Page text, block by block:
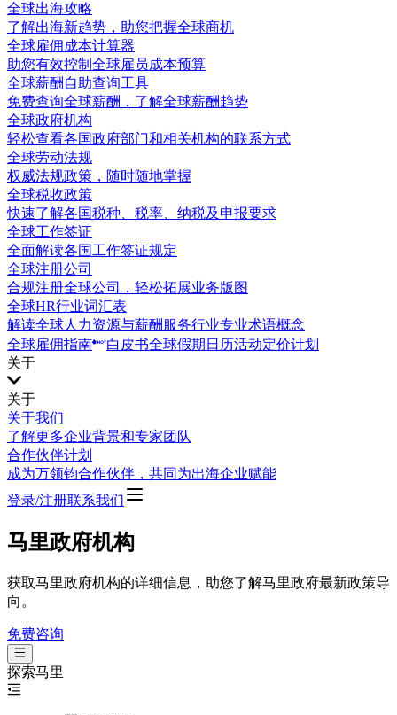
全球出海攻略
了解出海新趋势，助您把握全球商机
全球雇佣成本计算器
助您有效控制全球雇员成本预算
全球薪酬自助查询工具
免费查询全球薪酬，了解全球薪酬趋势
全球政府机构
轻松查看各国政府部门和相关机构的联系方式
全球劳动法规
权威法规政策，随时随地掌握
全球税收政策
快速了解各国税种、税率、纳税及申报要求
全球工作签证
全面解读各国工作签证规定
全球注册公司
合规注册全球公司，轻松拓展业务版图
全球HR行业词汇表
解读全球人力资源与薪酬服务行业专业术语概念
全球雇佣指南
白皮书全球假期日历活动定价计划
关于
关于
关于我们
了解更多企业背景和专家团队
合作伙伴计划
成为万领钧合作伙伴，共同为出海企业赋能
登录/注册联系我们
马里政府机构
获取马里政府机构的详细信息，助您了解马里政府最新政策导
向。
免费咨询
探索马里